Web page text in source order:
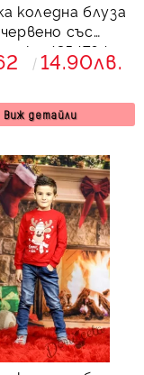
коледна блуза
със
4354764
14.90лв.
Виж детайли